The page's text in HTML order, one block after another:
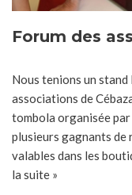
Forum des
Nous tenions un
associations de
tombola organisée par
plusieurs gagnants de
valables dans les
la suite »